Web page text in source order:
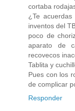
cortaba
¿Te
inventos del
poco de
aparato de
recovecos
Tablita y
Pues con los
de complicar
Responder